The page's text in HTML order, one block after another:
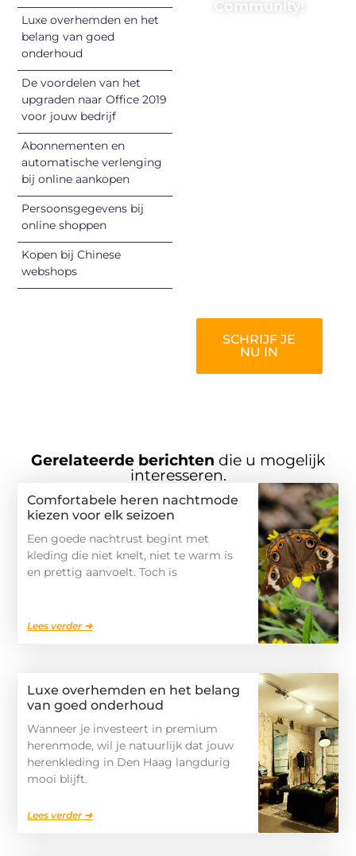
Luxe overhemden en het
belang van goed
onderhoud
De voordelen van het
upgraden naar Office 2019
voor jouw bedrijf
Abonnementen en
automatische verlenging
bij online aankopen
Persoonsgegevens bij
online shoppen
Kopen bij Chinese
webshops
Community!
SCHRIJF JE
NU IN
Gerelateerde berichten die u mogelijk
interesseren.
Comfortabele heren nachtmode
kiezen voor elk seizoen
Een goede nachtrust begint met
kleding die niet knelt, niet te warm is
en prettig aanvoelt. Toch is
Lees verder ➜
Luxe overhemden en het belang
van goed onderhoud
Wanneer je investeert in premium
herenmode, wil je natuurlijk dat jouw
herenkleding in Den Haag langdurig
mooi blijft.
Lees verder ➜